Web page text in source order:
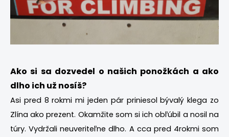
Ako si sa dozvedel o našich ponožkách a ako
dlho ich už nosíš?
Asi pred 8 rokmi mi jeden pár priniesol bývalý klega zo
Zlína ako prezent. Okamžite som si ich obľúbil a nosil na
túry. Vydržali neuveriteľne dlho. A cca pred 4rokmi som